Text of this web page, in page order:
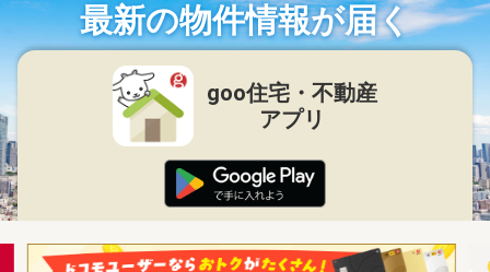
最新の物件情報が届く
goo住宅・不動産
アプリ